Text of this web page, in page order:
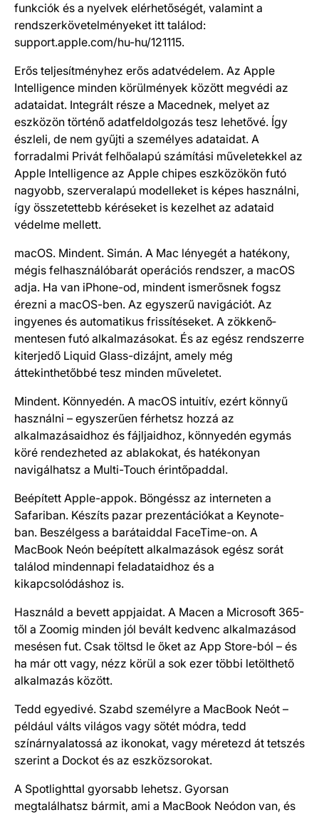
funkciók és a nyelvek elérhetőségét, valamint a
rendszer­követelményeket itt találod:
support.apple.com/hu-hu/121115.
Erős teljesítményhez erős adatvédelem. Az Apple
Intelligence minden körül­mények között megvédi az
adatai­dat. Integrált része a Macednek, melyet az
eszközön történő adat­feldolgozás tesz lehetővé. Így
észleli, de nem gyűjti a személyes adataidat. A
forradalmi Privát felhő­alapú számítási műve­le­tekkel az
Apple Intelligence az Apple chipes esz­kö­zökön futó
na­gyobb, szerver­alapú model­leket is képes használni,
így össze­tettebb kéré­seket is kezel­het az adataid
védel­me mellett.
macOS. Mindent. Simán. A Mac lényegét a hatékony,
mégis felhasználó­barát operációs rendszer, a macOS
adja. Ha van iPhone-od, mindent ismerősnek fogsz
érezni a macOS-ben. Az egyszerű navigációt. Az
ingyenes és auto­matikus frissítéseket. A zökkenő­
mentesen futó alkalmazásokat. És az egész rendszerre
kiterjedő Liquid Glass-dizájnt, amely még
áttekinthetőbbé tesz minden műveletet.
Mindent. Könnyedén. A macOS intuitív, ezért könnyű
használni – egyszerűen férhetsz hozzá az
alkalmazásaidhoz és fájljaidhoz, könnyedén egymás
köré rendezheted az ablakokat, és hatékonyan
navigálhatsz a Multi-Touch érintőpaddal.
Beépített Apple-appok. Böngéssz az interneten a
Safariban. Készíts pazar prezentációkat a Keynote-
ban. Beszélgess a barátaiddal FaceTime-on. A
MacBook Neón beépített alkalmazások egész sorát
találod mindennapi feladataidhoz és a
kikapcsolódáshoz is.
Használd a bevett appjaidat. A Macen a Microsoft 365-
től a Zoomig minden jól bevált kedvenc alkalmazásod
mesésen fut. Csak töltsd le őket az App Store-ból – és
ha már ott vagy, nézz körül a sok ezer többi letölthető
alkalmazás között.
Tedd egyedivé. Szabd személyre a MacBook Neót –
például válts világos vagy sötét módra, tedd
színárnyalatossá az ikonokat, vagy méretezd át tetszés
szerint a Dockot és az eszközsorokat.
A Spotlighttal gyorsabb lehetsz. Gyorsan
megtalálhatsz bármit, ami a MacBook Neódon van, és